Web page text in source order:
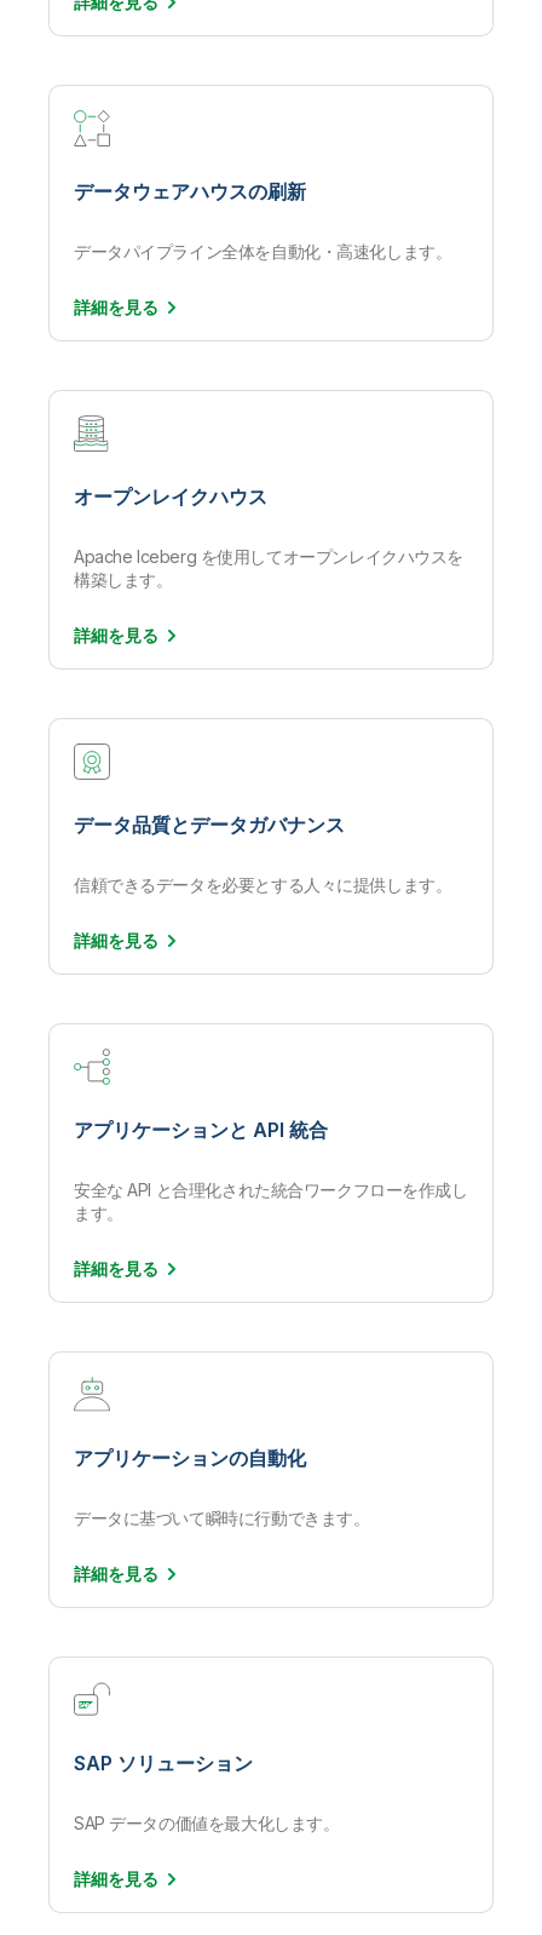
データウェアハウスの刷新
データパイプライン全体を自動化・高速化します。
詳細を見る
オープンレイクハウス
Apache Iceberg を使用してオープンレイクハウスを
構築します。
詳細を見る
データ品質とデータガバナンス
信頼できるデータを必要とする人々に提供します。
詳細を見る
アプリケーションと API 統合
安全な API と合理化された統合ワークフローを作成し
ます。
詳細を見る
アプリケーションの自動化
データに基づいて瞬時に行動できます。
詳細を見る
SAP ソリューション
SAP データの価値を最大化します。
詳細を見る